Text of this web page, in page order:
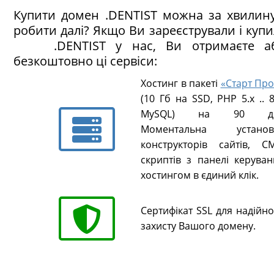
Купити домен .DENTIST можна за
робити далі? Якщо Ви зареєстрували і
.DENTIST у нас, Ви отримаєте
безкоштовно ці сервіси:
Хостинг в пакеті «Старт
(10 Гб на SSD, PHP 5.х ..
MySQL) на 90
Моментальна
конструкторів сайтів,
скриптів з панелі
хостингом в єдиний клік.
Сертифікат SSL для
захисту Вашого домену.